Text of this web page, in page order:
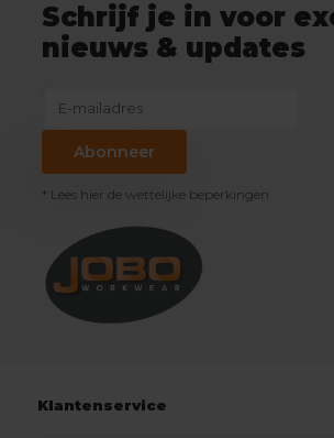
Schrijf je in voor
nieuws & updates
Abonneer
* Lees hier de wettelijke beperkingen
Klantenservice